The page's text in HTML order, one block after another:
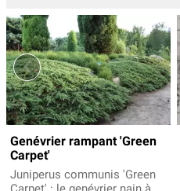
Genévrier rampant 'Green
Carpet'
Juniperus communis 'Green